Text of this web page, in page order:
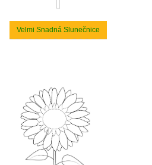
Velmi Snadná Slunečnice